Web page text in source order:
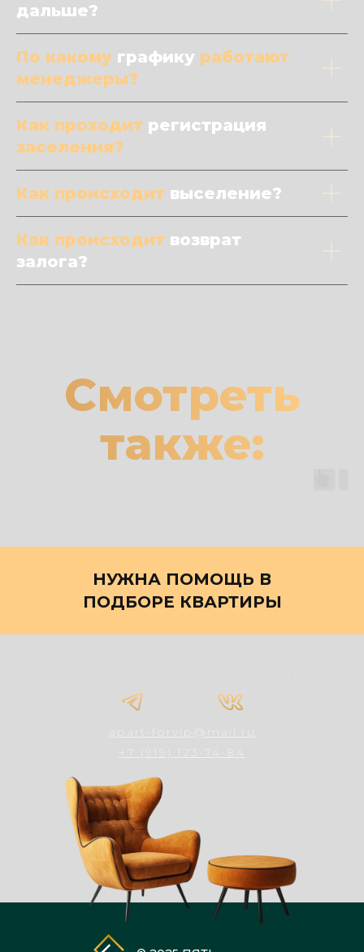
дальше?
По какому графику работают
менеджеры?
Как проходит регистрация
заселения?
Как происходит выселение?
Как происходит возврат
залога?
Смотреть
также:
НУЖНА ПОМОЩЬ В
ПОДБОРЕ КВАРТИРЫ